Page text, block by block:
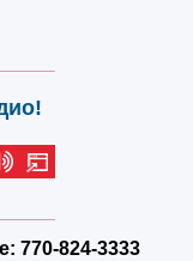
770-824-3333